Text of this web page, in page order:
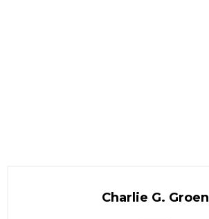
Charlie G. Groen